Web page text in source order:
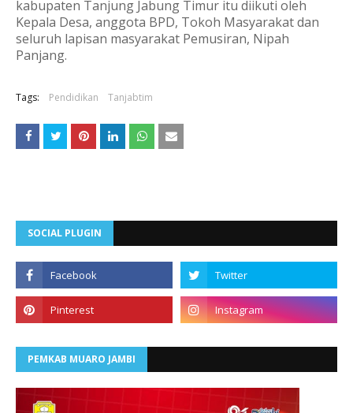
kabupaten Tanjung Jabung Timur itu diikuti oleh
Kepala Desa, anggota BPD, Tokoh Masyarakat dan
seluruh lapisan masyarakat Pemusiran, Nipah
Panjang.
Tags: Pendidikan Tanjabtim
SOCIAL PLUGIN
PEMKAB MUARO JAMBI